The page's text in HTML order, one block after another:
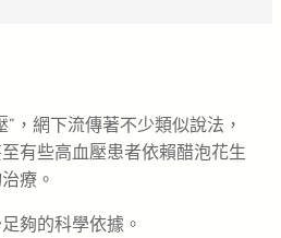
，網下流傳著不少類似說法，
有些高血壓患者依賴醋泡花生
療。
夠的科學依據。